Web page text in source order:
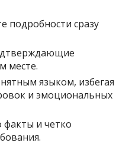
подробности сразу
месте.
языком, избегая
и эмоциональных
и четко